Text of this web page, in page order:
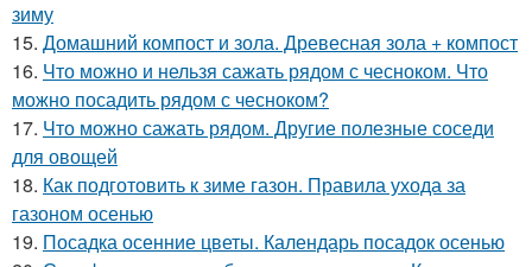
зиму
15. Домашний компост и зола. Древесная зола + компост
16. Что можно и нельзя сажать рядом с чесноком. Что
можно посадить рядом с чесноком?
17. Что можно сажать рядом. Другие полезные соседи
для овощей
18. Как подготовить к зиме газон. Правила ухода за
газоном осенью
19. Посадка осенние цветы. Календарь посадок осенью